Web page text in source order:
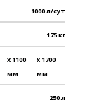
1000 л/сут
175 кг
x 1100
мм
x 1700
мм
250 л